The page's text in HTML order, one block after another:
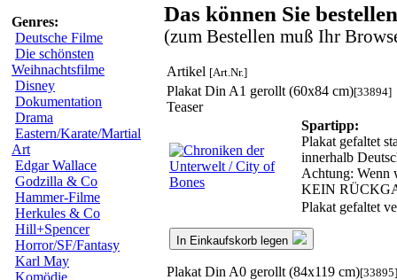
Genres:
Deutsche Filme
Die schönsten
Weihnachtsfilme
Disney
Dokumentation
Drama
Eastern/Karate/Martial
Art
Edgar Wallace
Godzilla & Co
Hammer-Filme
Herkules & Co
Hill+Spencer
Horror/SF/Fantasy
Karl May
Komödie
Das können Sie
(zum Bestellen muß Ihr
Artikel [Art.Nr.]
Plakat Din A1 gerollt (60x84 cm)[33894]
Teaser
Spartipp:
Plakat gefaltet
innerhalb
Achtung: Wenn
KEIN
Plakat gefaltet
In Einkaufskorb legen
Plakat Din A0 gerollt (84x119 cm)[33895]